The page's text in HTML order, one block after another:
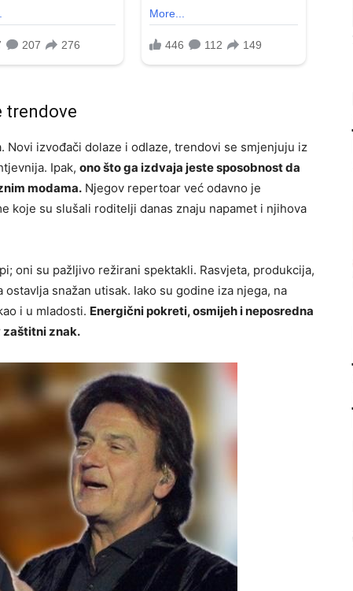
trendove
Novi izvođači dolaze i odlaze, trendovi se smjenjuju iz
Ipak, ono što ga izdvaja jeste sposobnost da
modama. Njegov repertoar već odavno je
koje su slušali roditelji danas znaju napamet i njihova
oni su pažljivo režirani spektakli. Rasvjeta, produkcija,
snažan utisak. Iako su godine iza njega, na
i u mladosti. Energični pokreti, osmijeh i neposredna
zaštitni znak.